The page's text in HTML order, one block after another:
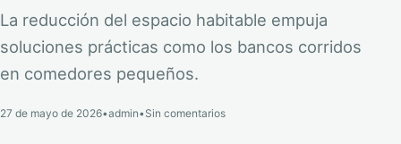
La reducción del espacio habitable empuja
soluciones prácticas como los bancos corridos
en comedores pequeños.
27 de mayo de 2026•admin•Sin comentarios